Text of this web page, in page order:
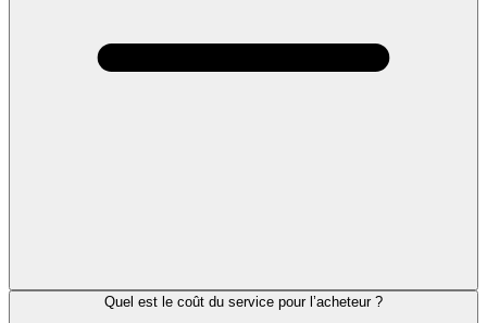
Quel est le coût du service pour l’acheteur ?